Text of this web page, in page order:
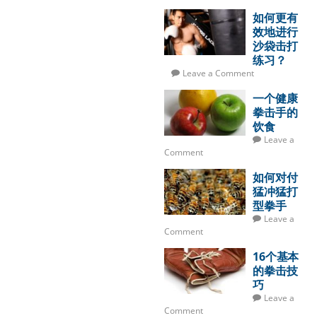
如何更有
效地进行
沙袋击打
练习？
Leave a Comment
一个健康
拳击手的
饮食
Leave a
Comment
如何对付
猛冲猛打
型拳手
Leave a
Comment
16个基本
的拳击技
巧
Leave a
Comment